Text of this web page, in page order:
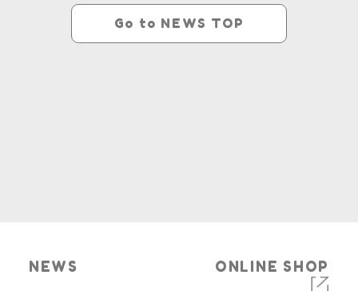
Go to NEWS TOP
NEWS ONLINE SHOP